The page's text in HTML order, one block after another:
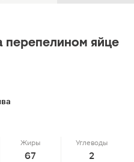
перепелином яйце
Жиры
67
Углеводы
2